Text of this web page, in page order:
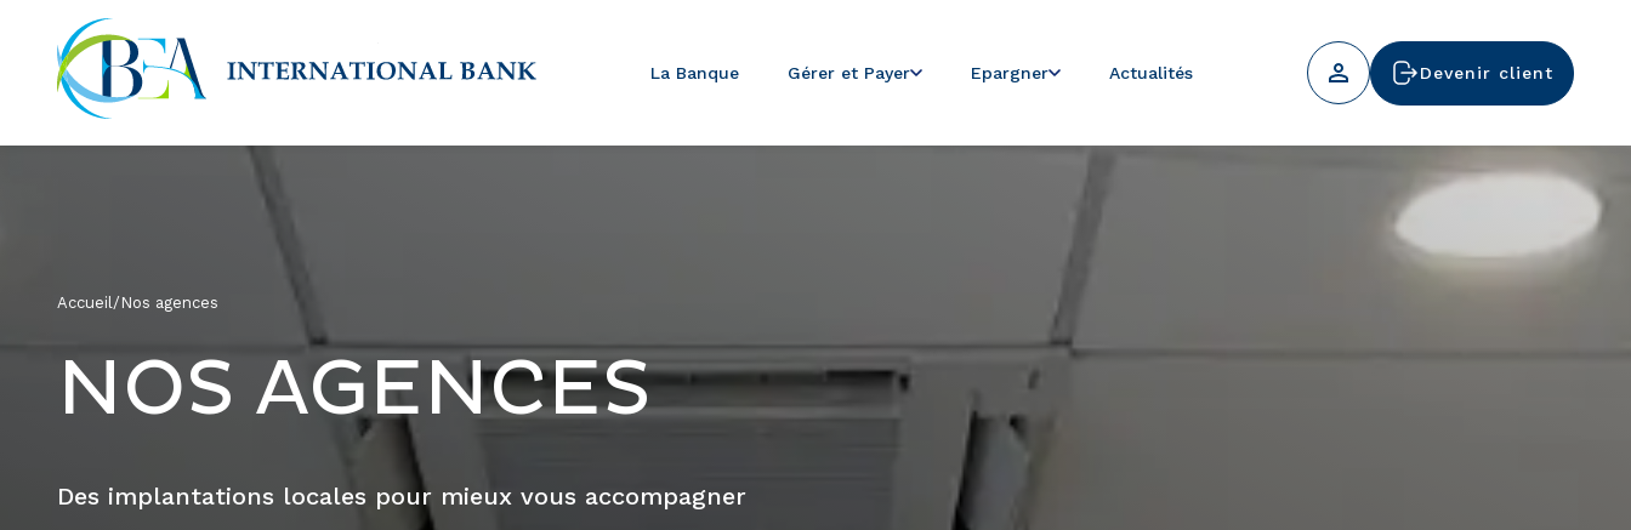
La Banque Gérer et Payer Epargner Actualités Devenir client
Accueil/ Nos agences
NOS AGENCES
Des implantations locales pour mieux vous accompagner